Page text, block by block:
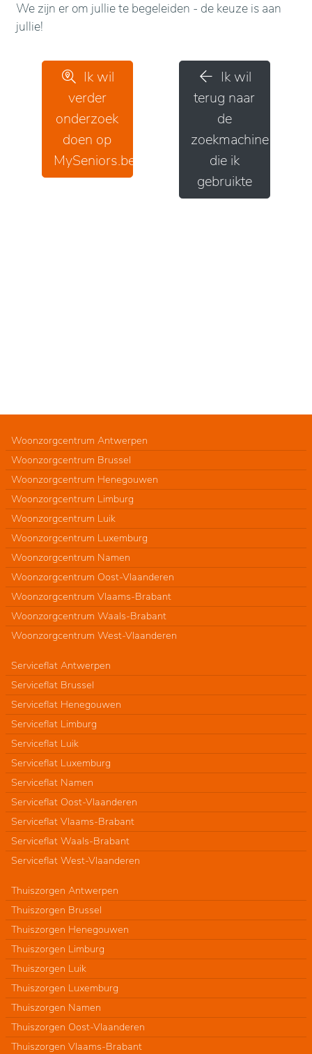
We zijn er om jullie te begeleiden - de keuze is aan
jullie!
Ik wil
verder
onderzoek
doen op
MySeniors.be
Ik wil
terug naar
de
zoekmachine
die ik
gebruikte
Woonzorgcentrum Antwerpen
Woonzorgcentrum Brussel
Woonzorgcentrum Henegouwen
Woonzorgcentrum Limburg
Woonzorgcentrum Luik
Woonzorgcentrum Luxemburg
Woonzorgcentrum Namen
Woonzorgcentrum Oost-Vlaanderen
Woonzorgcentrum Vlaams-Brabant
Woonzorgcentrum Waals-Brabant
Woonzorgcentrum West-Vlaanderen
Serviceflat Antwerpen
Serviceflat Brussel
Serviceflat Henegouwen
Serviceflat Limburg
Serviceflat Luik
Serviceflat Luxemburg
Serviceflat Namen
Serviceflat Oost-Vlaanderen
Serviceflat Vlaams-Brabant
Serviceflat Waals-Brabant
Serviceflat West-Vlaanderen
Thuiszorgen Antwerpen
Thuiszorgen Brussel
Thuiszorgen Henegouwen
Thuiszorgen Limburg
Thuiszorgen Luik
Thuiszorgen Luxemburg
Thuiszorgen Namen
Thuiszorgen Oost-Vlaanderen
Thuiszorgen Vlaams-Brabant